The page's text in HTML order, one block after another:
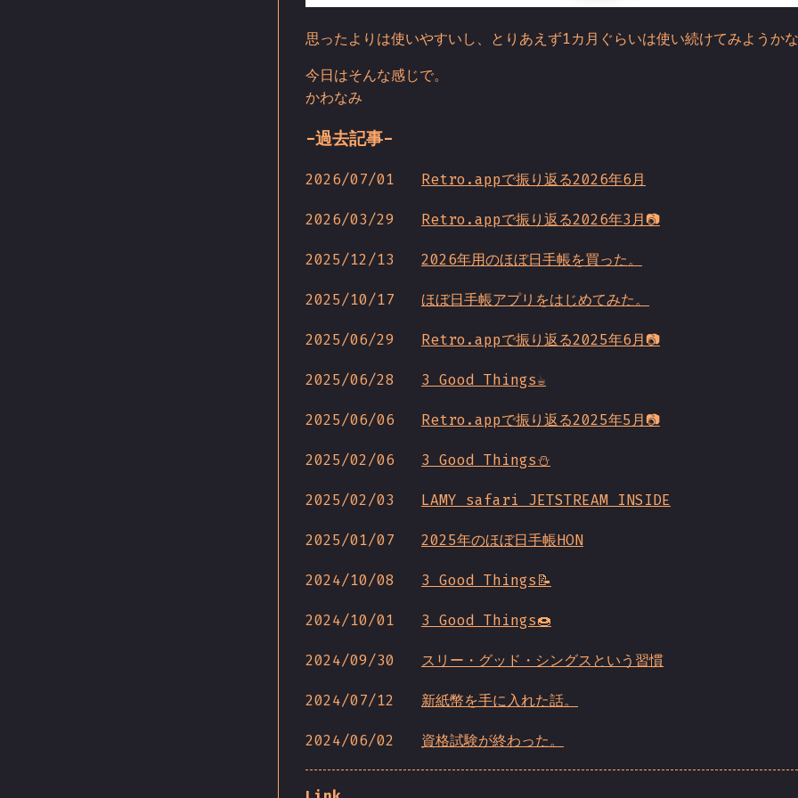
思ったよりは使いやすいし、とりあえず1カ月ぐらいは使い続けてみようか
今日はそんな感じで。
かわなみ
-過去記事-
2026/07/01 Retro.appで振り返る2026年6月
2026/03/29 Retro.appで振り返る2026年3月📷
2025/12/13 2026年用のほぼ日手帳を買った。
2025/10/17 ほぼ日手帳アプリをはじめてみた。
2025/06/29 Retro.appで振り返る2025年6月📷
2025/06/28 3 Good Things☕
2025/06/06 Retro.appで振り返る2025年5月📷
2025/02/06 3 Good Things⛄️
2025/02/03 LAMY safari JETSTREAM INSIDE
2025/01/07 2025年のほぼ日手帳HON
2024/10/08 3 Good Things📝
2024/10/01 3 Good Things🍩
2024/09/30 スリー・グッド・シングスという習慣
2024/07/12 新紙幣を手に入れた話。
2024/06/02 資格試験が終わった。